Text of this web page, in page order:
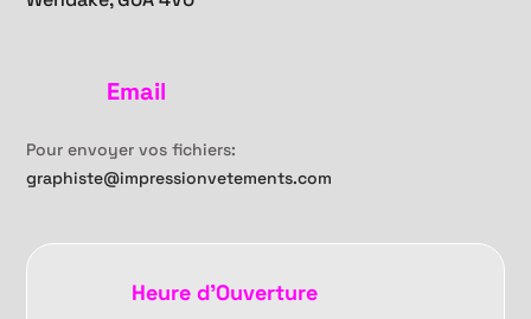
Email
Pour envoyer vos fichiers:
graphiste@impressionvetements.com
Heure d'Ouverture